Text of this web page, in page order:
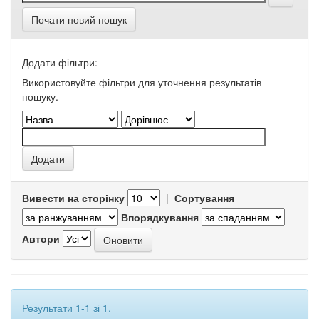
Почати новий пошук
Додати фільтри:
Використовуйте фільтри для уточнення результатів
пошуку.
Вивести на сторінку | Сортування
Впорядкування
Автори
Результати 1-1 зі 1.